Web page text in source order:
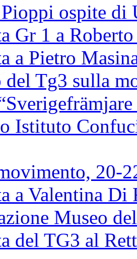
ospite di
Gr 1 a
a Pietro
Tg3 sulla
Istituto
20-
a Valentina Di
Museo
del TG3 al